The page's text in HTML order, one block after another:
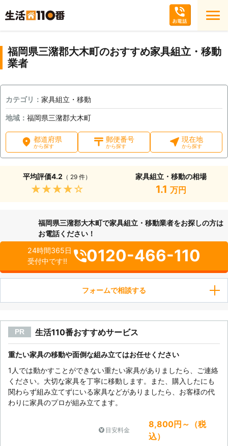
福岡県三潴郡大木町のおすすめ家具組立・移動
業者
カテゴリ： 家具組立・移動
地域： 福岡県三潴郡大木町
都道府県
から探す
郵便番号
から探す
現在地
から探す
平均評価4.2 （ 29 件）
★★★★★
家具組立・移動の相場
1.1 万円
福岡県三潴郡大木町で家具組立・移動業者をお探しの方は
お電話ください！
24時間365日
受付中です!!
0120-466-110
フォームで相談する
PR 生活110番おすすめサービス
重たい家具の移動や面倒な組み立てはお任せください
1人では動かすことができない重たい家具がありましたら、ご連絡
ください。大切な家具を丁寧に移動します。また、購入したにも
関わらず組み立てずにいる家具などがありましたら、お客様の代
わりに家具のプロが組み立てます。
目安料金
8,800円～（税
込）